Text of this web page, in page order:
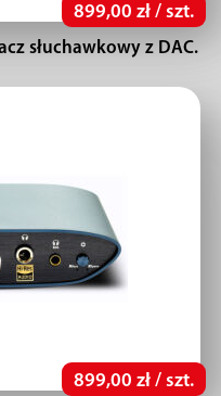
899,00 zł / szt.
słuchawkowy z DAC.
899,00 zł / szt.